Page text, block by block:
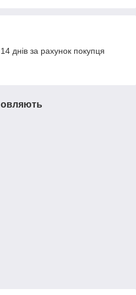
днів за рахунок покупця